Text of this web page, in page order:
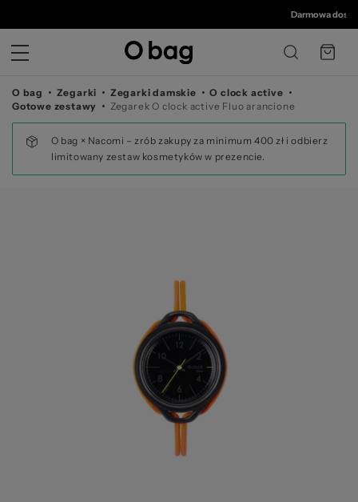
©
Darmowa
O bag Zegarki Zegarki damskie
O clock active
Gotowe zestawy
Zegarek O clock active Fluo arancione
O bag × Nacomi – zrób zakupy za minimum 400 zł i odbierz
limitowany zestaw kosmetyków w prezencie.